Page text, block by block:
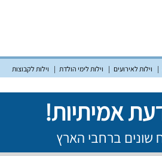
וילות לאירועים וילות לימי הולדת וילות לקבוצות